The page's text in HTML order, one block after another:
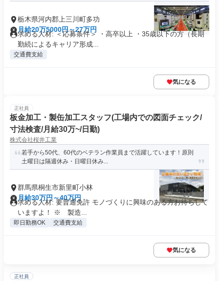
栃木県河内郡上三川町多功
月給20万5000円～27万円
求める人材: ＜応募条件＞ ・高卒以上 ・35歳以下の方（長期
勤続によるキャリア形成...
交通費支給
気になる
正社員
板金加工・製缶加工スタッフ(工場内での図面チェック/
寸法検査/月給30万~/日勤)
株式会社桜井工業
若手から50代、60代のベテラン作業員まで活躍しています！原則
土曜日は隔週休み・日曜日休み...
群馬県桐生市新里町小林
月給30万円～40万円
求める人材: 要普通免許 モノづくりに興味のある方お待ちして
いますよ！ ※ 製造...
即日勤務OK 交通費支給
気になる
正社員